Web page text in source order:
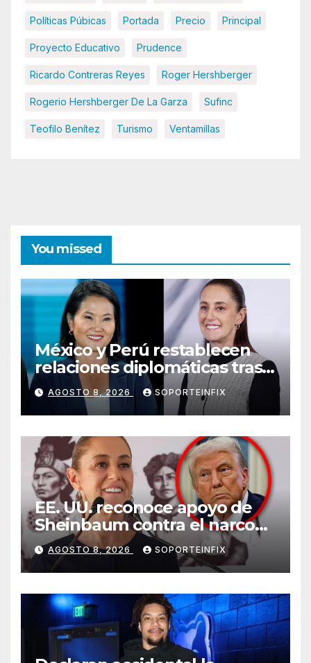
Políticas Púbicas Portada Precio Principal
Proyecto Educativo Prudence
Ricardo Contreras Reyes Roger Hershberger
Rogerio Hershberger De La Garza Sufinc
Teofilo Benítez Turismo Ventamillas
You missed
México y Perú restablecen
relaciones diplomáticas tras
cuatro años de
enfrentamientos
AGOSTO 8, 2026 SOPORTEINFIX
EE. UU. reconoce apoyo de
Sheinbaum contra el narco
pero advierte que persisten
desafíos
AGOSTO 8, 2026 SOPORTEINFIX